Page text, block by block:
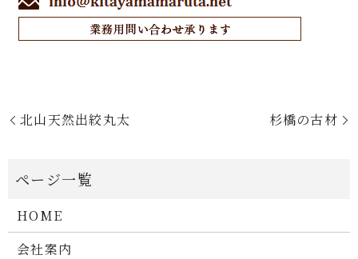
北山天然出絞丸太 杉橋の古材
HOME
会社案内